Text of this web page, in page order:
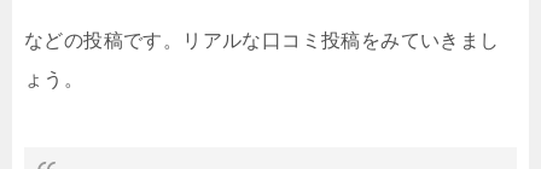
などの投稿です。リアルな口コミ投稿をみていきまし
ょう。